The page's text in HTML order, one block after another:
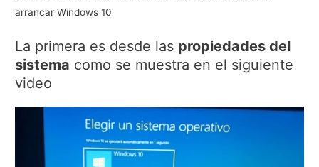
arrancar Windows 10
La primera es desde las propiedades del
sistema como se muestra en el siguiente
video